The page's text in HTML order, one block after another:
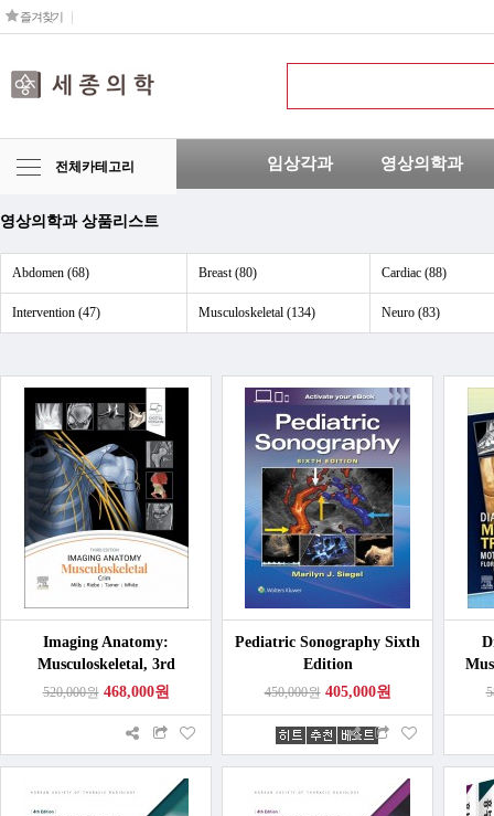
즐겨찾기
전체카테고리 임상각과 영상의학과
영상의학과 상품리스트
Abdomen (68) Breast (80) Cardiac (88)
Intervention (47) Musculoskeletal (134) Neuro (83)
Imaging Anatomy:
Musculoskeletal, 3rd
Edition
520,000원468,000원
Pediatric Sonography Sixth
Edition
450,000원405,000원